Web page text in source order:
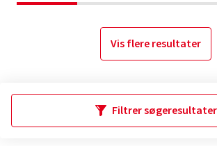
Vis flere resultater
Filtrer søgeresultater